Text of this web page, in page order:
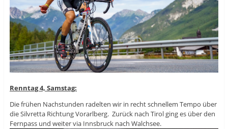
Renntag 4, Samstag:
Die frühen Nachstunden radelten wir in recht schnellem Tempo über
die Silvretta Richtung Vorarlberg. Zurück nach Tirol ging es über den
Fernpass und weiter via Innsbruck nach Walchsee.